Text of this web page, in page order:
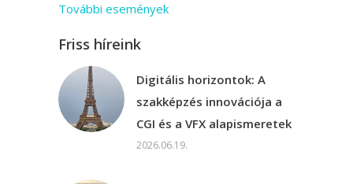
További események
Friss híreink
Digitális horizontok: A
szakképzés innovációja a
CGI és a VFX alapismeretek
2026.06.19.